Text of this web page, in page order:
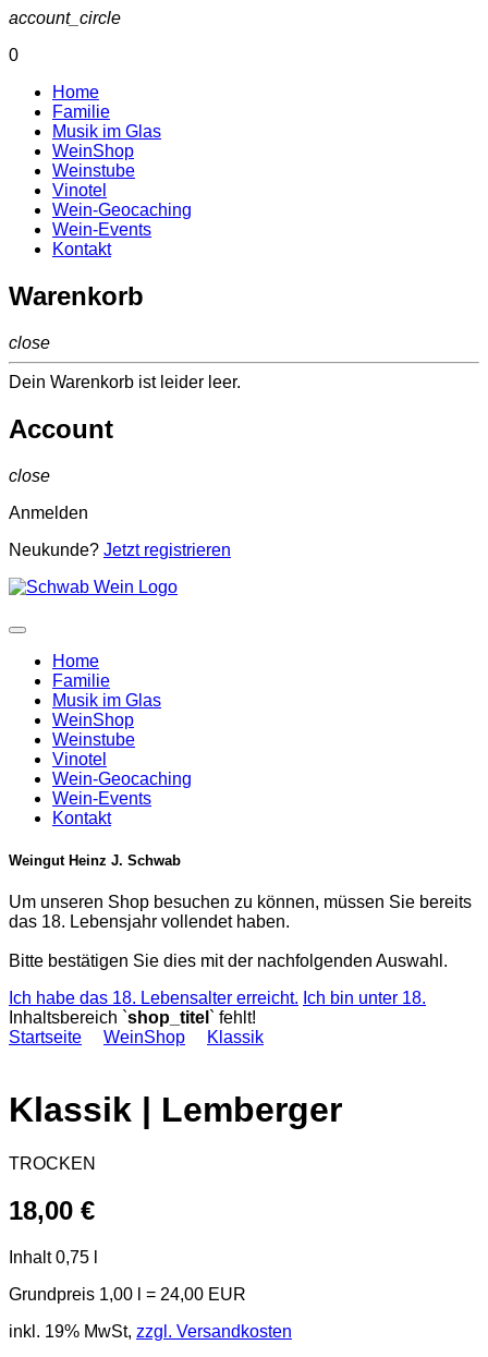
account_circle
0
Home
Familie
Musik im Glas
WeinShop
Weinstube
Vinotel
Wein-Geocaching
Wein-Events
Kontakt
Warenkorb
close
Dein Warenkorb ist leider leer.
Account
close
Anmelden
Neukunde? Jetzt registrieren
Home
Familie
Musik im Glas
WeinShop
Weinstube
Vinotel
Wein-Geocaching
Wein-Events
Kontakt
Weingut Heinz J. Schwab
Um unseren Shop besuchen zu können, müssen Sie bereits
das 18. Lebensjahr vollendet haben.
Bitte bestätigen Sie dies mit der nachfolgenden Auswahl.
Ich habe das 18. Lebensalter erreicht. Ich bin unter 18.
Inhaltsbereich `shop_titel ` fehlt!
Startseite
WeinShop Klassik
Klassik | Lemberger
TROCKEN
18,00 €
Inhalt 0,75 l
Grundpreis 1,00 l = 24,00 EUR
inkl. 19% MwSt, zzgl. Versandkosten